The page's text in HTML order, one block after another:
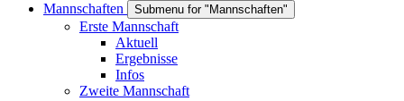
Mannschaften
Submenu for "Mannschaften"
Erste Mannschaft
Aktuell
Ergebnisse
Infos
Zweite Mannschaft